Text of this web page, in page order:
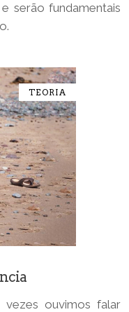
serão fundamentais
TEORIA
vezes ouvimos falar